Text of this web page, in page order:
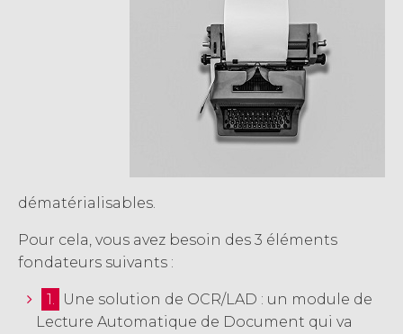
dématérialisables.
Pour cela, vous avez besoin des 3 éléments
fondateurs suivants :
1.
Une solution de OCR/LAD : un module de
Lecture Automatique de Document qui va